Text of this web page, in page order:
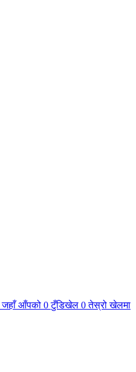
जहाँ आँपको 0 टुँडिखेल 0 तेस्रो खेलमा